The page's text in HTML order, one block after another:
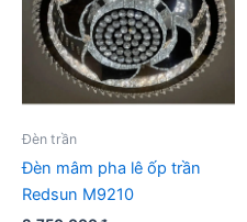
Đèn trần
Đèn mâm pha lê ốp trần
Redsun M9210